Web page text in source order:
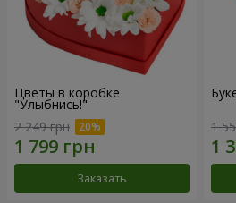
Цветы в коробке
"Улыбнись!"
2 249 грн
Заказать
1